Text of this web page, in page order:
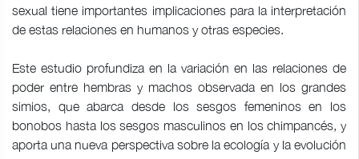
sexual tiene importantes implicaciones para la interpretación
de estas relaciones en humanos y otras especies.
Este estudio profundiza en la variación en las relaciones de
poder entre hembras y machos observada en los grandes
simios, que abarca desde los sesgos femeninos en los
bonobos hasta los sesgos masculinos en los chimpancés, y
aporta una nueva perspectiva sobre la ecología y la evolución